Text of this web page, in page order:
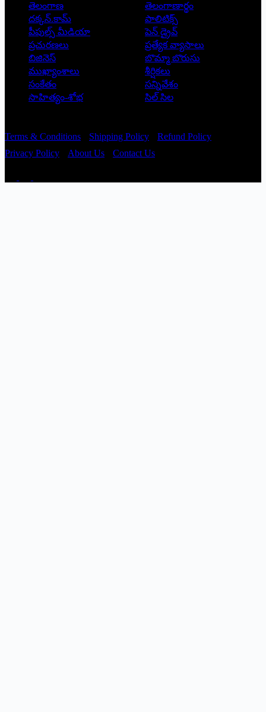
తెలంగాణ
తెలంగాణార్థం
దక్కన్.కామ్
పాలిటిక్స్
పీపుల్స్ ‌మీడియా
పెన్ డ్రైవ్
ప్రచురణలు
ప్రత్యేక వ్యాసాలు
బిజినెస్
బొమ్మా బొరుసు
ముఖ్యాంశాలు
శీర్షికలు
సంకేతం
సన్నివేశం
సాహిత్యం-శోభ
సిల్ సిల
Terms & Conditions Shipping Policy
Refund Policy
Privacy Policy
About Us Contact Us